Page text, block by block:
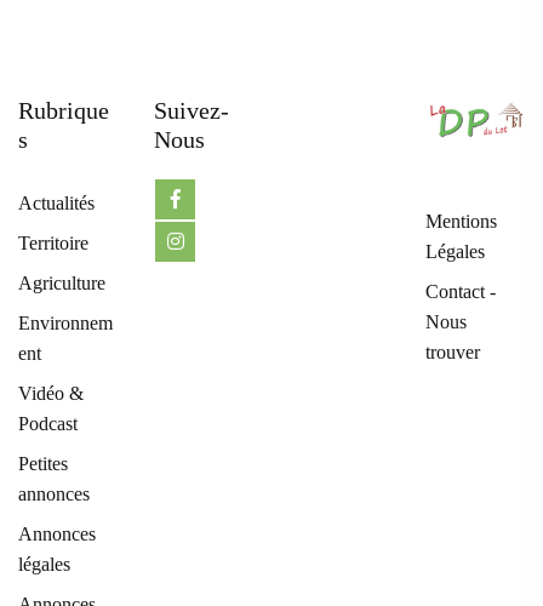
Rubrique
S
Actualités
Territoire
Agriculture
Environnem
ent
Vidéo &
Podcast
Petites
annonces
Annonces
légales
Suivez-
Nous
Mentions
Légales
Contact -
Nous
trouver